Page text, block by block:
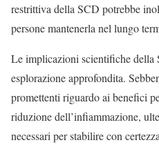
restrittiva della SCD potrebbe
persone mantenerla nel lungo
Le implicazioni scientifiche della
esplorazione approfondita.
promettenti riguardo ai benefici
riduzione dell’infiammazione,
necessari per stabilire con